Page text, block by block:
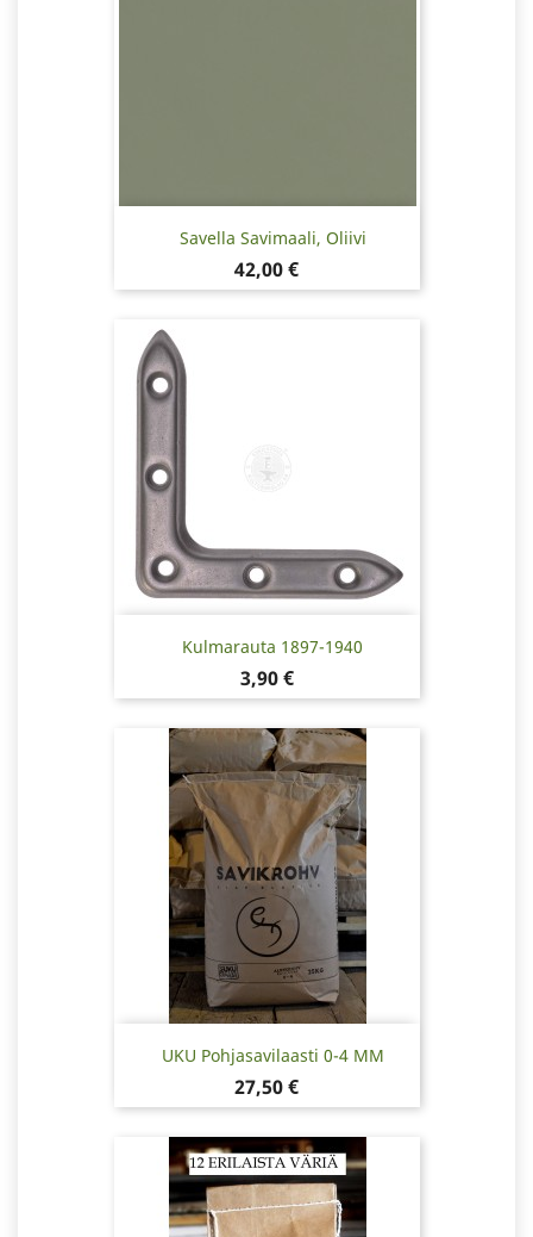
Savella Savimaali, Oliivi
Hinta
42,00 €
Kulmarauta 1897-1940
Hinta
3,90 €
UKU Pohjasavilaasti 0-4 MM
Hinta
27,50 €